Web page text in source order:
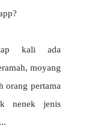
kali ada
moyang
orang pertama
nenek jenis